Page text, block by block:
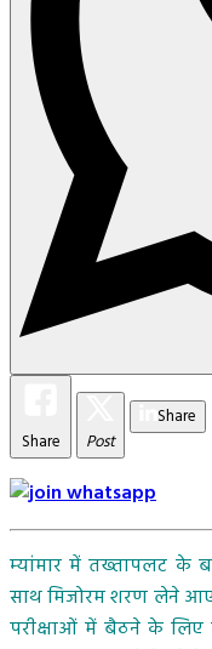
Share Post
Share
म्यांमार में तख्तापलट के
साथ मिजोरम शरण लेने आए
परीक्षाओं में बैठने के लिए